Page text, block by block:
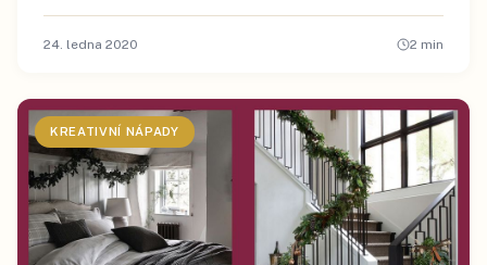
24. ledna 2020 2 min
KREATIVNÍ NÁPADY